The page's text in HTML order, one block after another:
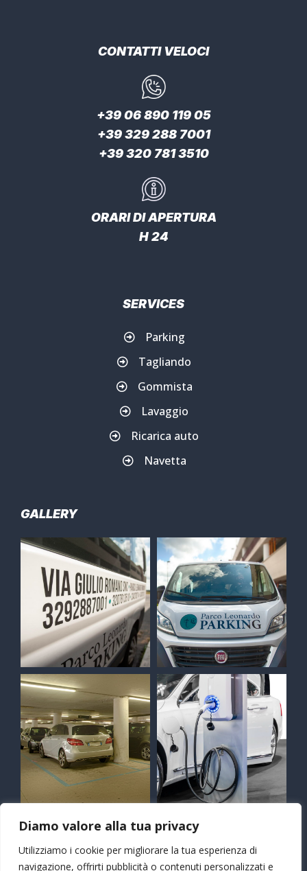
Diamo valore alla tua privacy
Utilizziamo i cookie per migliorare la tua esperienza di
navigazione, offrirti pubblicità o contenuti personalizzati e
CONTATTI VELOCI
+39 06 890 119 05
+39 329 288 7001
+39 320 781 3510
ORARI DI APERTURA
H 24
SERVICES
Parking
Tagliando
Gommista
Lavaggio
Ricarica auto
Navetta
GALLERY